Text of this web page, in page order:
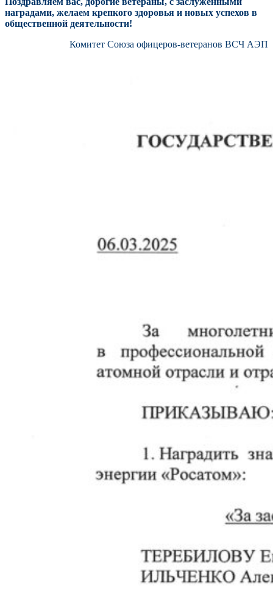
наградами, желаем крепкого здоровья и новых успехов в
общественной деятельности!
Комитет Союза офицеров-ветеранов ВСЧ АЭП